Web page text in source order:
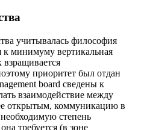
учитывалась философия
к минимуму вертикальная
приоритет был отдан
board сведены к
взаимодействие между
открытым, коммуникацию в
степень
требуется (в зоне